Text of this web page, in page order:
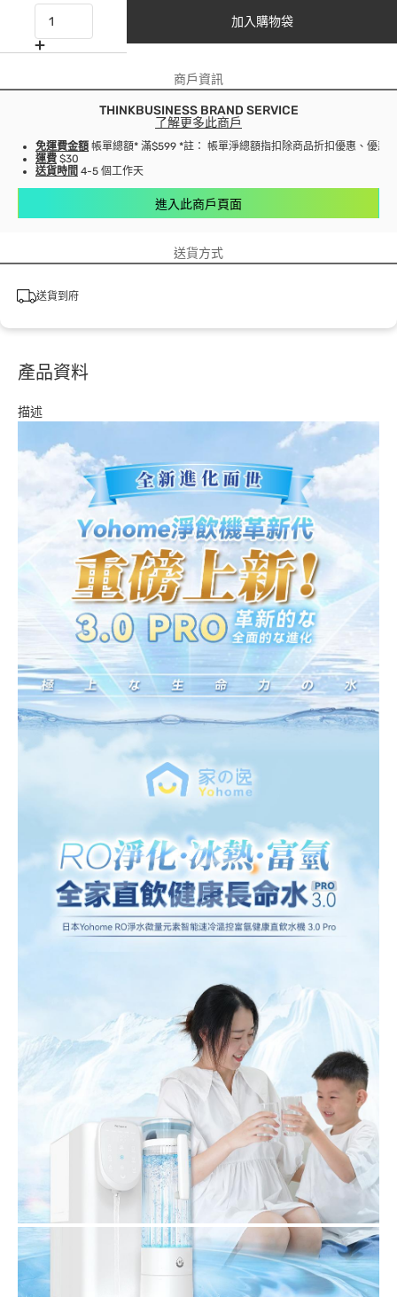
加入購物袋
商戶資訊
THINKBUSINESS BRAND SERVICE
了解更多此商戶
免運費金額 帳單總額* 滿$599 *註： 帳單淨總額指扣除商品折扣優惠、優惠
運費 $30
送貨時間 4-5 個工作天
進入此商戶頁面
送貨方式
送貨到府
產品資料
描述